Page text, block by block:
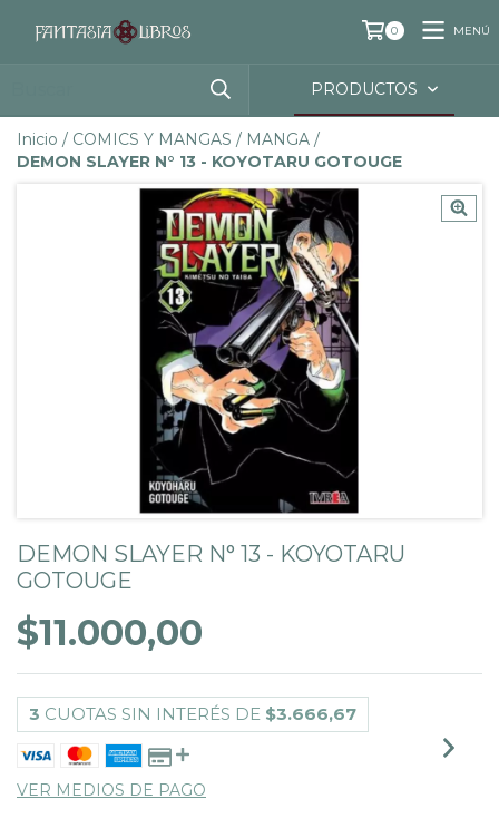
0 MENÚ
PRODUCTOS
Inicio / COMICS Y MANGAS / MANGA /
DEMON SLAYER N° 13 - KOYOTARU GOTOUGE
DEMON SLAYER N° 13 - KOYOTARU
GOTOUGE
$11.000,00
3 CUOTAS SIN INTERÉS DE $3.666,67
VER MEDIOS DE PAGO